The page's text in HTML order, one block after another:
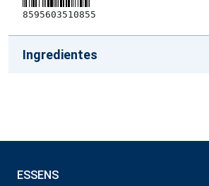
8595603510855
Ingredientes
ESSENS